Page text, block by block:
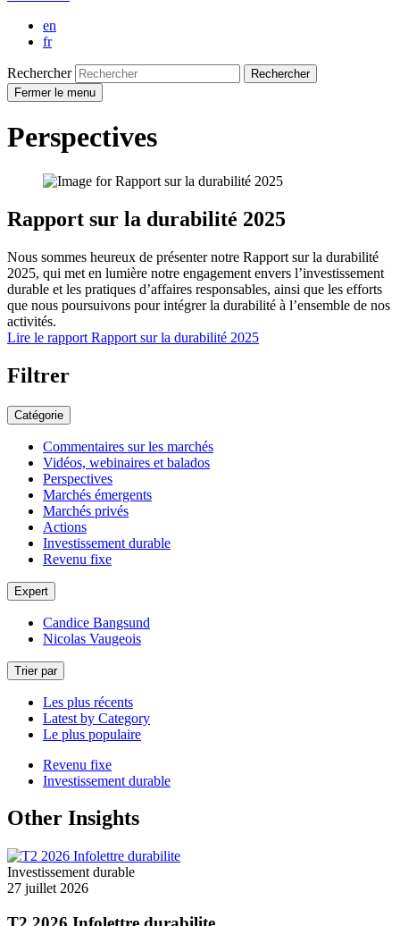
en
fr
Rechercher
Rechercher
Fermer le menu
Perspectives
Rapport sur la durabilité 2025
Nous sommes heureux de présenter notre Rapport sur la durabilité
2025, qui met en lumière notre engagement envers l’investissement
durable et les pratiques d’affaires responsables, ainsi que les efforts
que nous poursuivons pour intégrer la durabilité à l’ensemble de nos
activités.
Lire le rapport Rapport sur la durabilité 2025
Filtrer
Catégorie
Commentaires sur les marchés
Vidéos, webinaires et balados
Perspectives
Marchés émergents
Marchés privés
Actions
Investissement durable
Revenu fixe
Expert
Candice Bangsund
Nicolas Vaugeois
Trier par
Les plus récents
Latest by Category
Le plus populaire
Revenu fixe
Investissement durable
Other Insights
Investissement durable
27 juillet 2026